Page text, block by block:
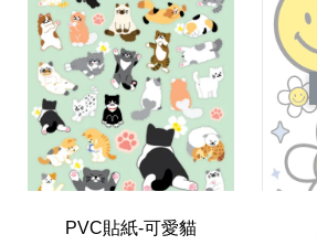
PVC貼紙-可愛貓